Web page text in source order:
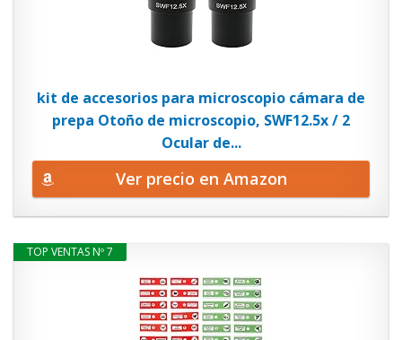
kit de accesorios para microscopio cámara de
prepa Otoño de microscopio, SWF12.5x / 2
Ocular de...
Ver precio en Amazon
TOP VENTAS Nº 7